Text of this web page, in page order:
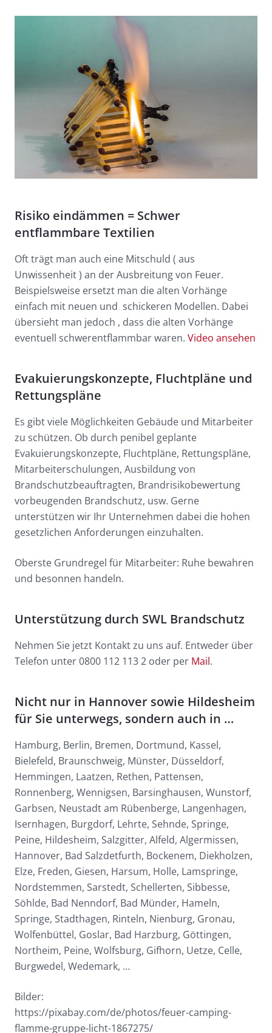
Risiko eindämmen = Schwer
entflammbare Textilien
Oft trägt man auch eine Mitschuld ( aus
Unwissenheit ) an der Ausbreitung von Feuer.
Beispielsweise ersetzt man die alten Vorhänge
einfach mit neuen und schickeren Modellen. Dabei
übersieht man jedoch , dass die alten Vorhänge
eventuell schwerentflammbar waren. Video ansehen
Evakuierungskonzepte, Fluchtpläne und
Rettungspläne
Es gibt viele Möglichkeiten Gebäude und Mitarbeiter
zu schützen. Ob durch penibel geplante
Evakuierungskonzepte, Fluchtpläne, Rettungspläne,
Mitarbeiterschulungen, Ausbildung von
Brandschutzbeauftragten, Brandrisikobewertung
vorbeugenden Brandschutz, usw. Gerne
unterstützen wir Ihr Unternehmen dabei die hohen
gesetzlichen Anforderungen einzuhalten.
Oberste Grundregel für Mitarbeiter: Ruhe bewahren
und besonnen handeln.
Unterstützung durch SWL Brandschutz
Nehmen Sie jetzt Kontakt zu uns auf. Entweder über
Telefon unter 0800 112 113 2 oder per Mail.
Nicht nur in Hannover sowie Hildesheim
für Sie unterwegs, sondern auch in …
Hamburg, Berlin, Bremen, Dortmund, Kassel,
Bielefeld, Braunschweig, Münster, Düsseldorf,
Hemmingen, Laatzen, Rethen, Pattensen,
Ronnenberg, Wennigsen, Barsinghausen, Wunstorf,
Garbsen, Neustadt am Rübenberge, Langenhagen,
Isernhagen, Burgdorf, Lehrte, Sehnde, Springe,
Peine, Hildesheim, Salzgitter, Alfeld, Algermissen,
Hannover, Bad Salzdetfurth, Bockenem, Diekholzen,
Elze, Freden, Giesen, Harsum, Holle, Lamspringe,
Nordstemmen, Sarstedt, Schellerten, Sibbesse,
Söhlde, Bad Nenndorf, Bad Münder, Hameln,
Springe, Stadthagen, Rinteln, Nienburg, Gronau,
Wolfenbüttel, Goslar, Bad Harzburg, Göttingen,
Northeim, Peine, Wolfsburg, Gifhorn, Uetze, Celle,
Burgwedel, Wedemark, …
Bilder:
https://pixabay.com/de/photos/feuer-camping-
flamme-gruppe-licht-1867275/